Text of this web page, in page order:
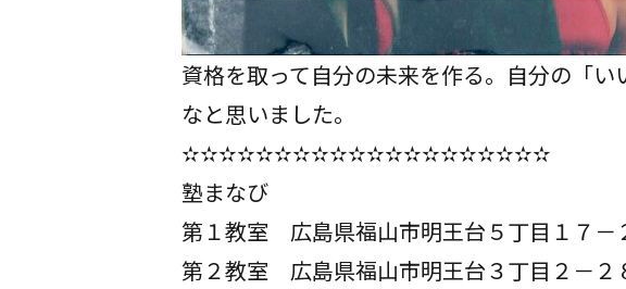
資格を取って自分の未来を作る。自分の「
なと思いました。
✫✫✫✫✫✫✫✫✫✫✫✫✫✫✫✫✫✫✫✫
塾まなび
第１教室 広島県福山市明王台５丁目１７－
第２教室 広島県福山市明王台３丁目２－２